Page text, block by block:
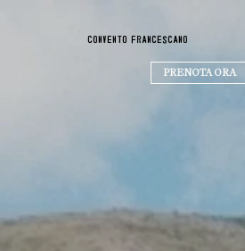
convento franceScano
PRENOTA ORA